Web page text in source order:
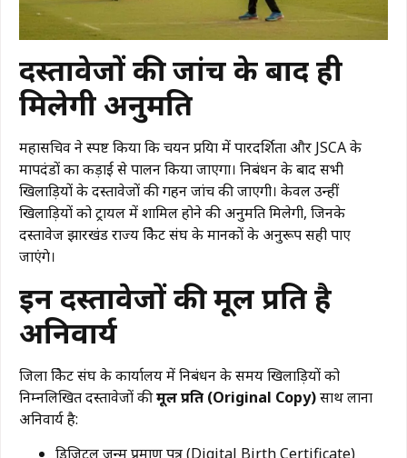
दस्तावेजों की जांच के बाद ही
मिलेगी अनुमति
​महासचिव ने स्पष्ट किया कि चयन प्रक्रिया में पारदर्शिता और JSCA के
मापदंडों का कड़ाई से पालन किया जाएगा। निबंधन के बाद सभी
खिलाड़ियों के दस्तावेजों की गहन जांच की जाएगी। केवल उन्हीं
खिलाड़ियों को ट्रायल में शामिल होने की अनुमति मिलेगी, जिनके
दस्तावेज झारखंड राज्य क्रिकेट संघ के मानकों के अनुरूप सही पाए
जाएंगे।
इन दस्तावेजों की मूल प्रति है
अनिवार्य
​जिला क्रिकेट संघ के कार्यालय में निबंधन के समय खिलाड़ियों को
निम्नलिखित दस्तावेजों कीमूल प्रति (Original Copy)साथ लाना
अनिवार्य है:
​डिजिटल जन्म प्रमाण पत्र (Digital Birth Certificate)